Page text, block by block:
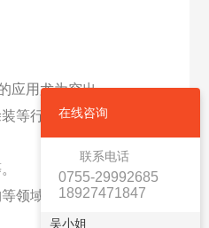
应用尤为突出。
等行业，TVOC仪器可
领域中也有广泛的应
在线咨询
联系电话
0755-29992685
18927471847
吴小姐